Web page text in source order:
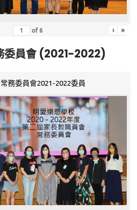
of 6 › »
委員會 (2021-2022)
務委員會2021-2022委員